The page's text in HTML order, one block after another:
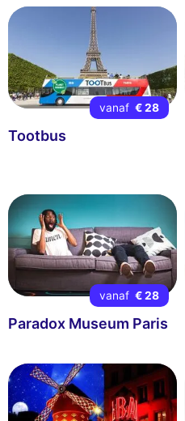
vanaf € 28
Tootbus
vanaf € 28
Paradox Museum Paris